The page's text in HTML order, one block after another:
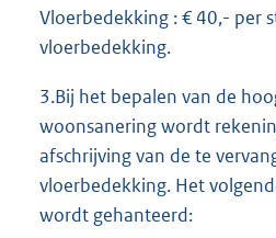
Vloerbedekking : € 40,- per
vloerbedekking.
3.Bij het bepalen van de
woonsanering wordt
afschrijving van de te
vloerbedekking. Het
wordt gehanteerd: